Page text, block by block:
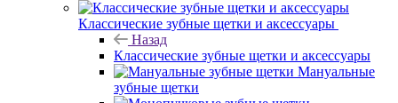
Классические зубные щетки и аксессуары
Назад
Классические зубные щетки и аксессуары
Мануальные
зубные щетки